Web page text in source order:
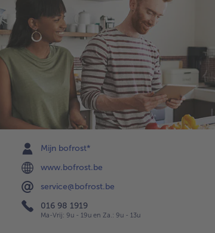
Mijn bofrost*
www.bofrost.be
service@bofrost.be
016 98 1919
Ma-Vrij: 9u - 19u en Za.: 9u - 13u